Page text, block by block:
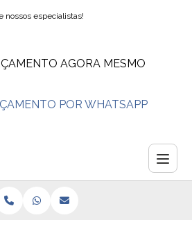
nossos especialistas!
AGORA MESMO
POR WHATSAPP